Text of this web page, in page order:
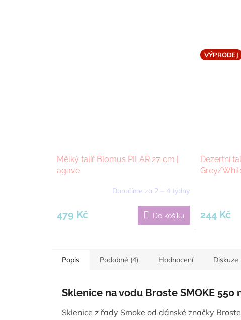
Mělký talíř Blomus PILAR 27 cm |
agave
Doručíme za 2 – 4 týdny
479 Kč Do košíku
VÝPRODEJ
Dezertní
Grey/
244 Kč
Popis Podobné (4) Hodnocení Diskuze
Sklenice na vodu Broste SMOKE 550
Sklenice z řady Smoke od dánské značky